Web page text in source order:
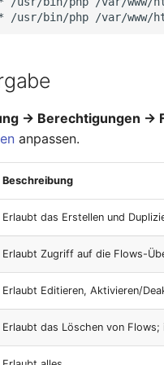
/usr/bin/php /var/www/
→ Berechtigungen →
anpassen.
Beschreibung
Erlaubt das Erstellen und
Erlaubt Zugriff auf die Flows-
Erlaubt Editieren, Aktivieren/
Erlaubt das Löschen von